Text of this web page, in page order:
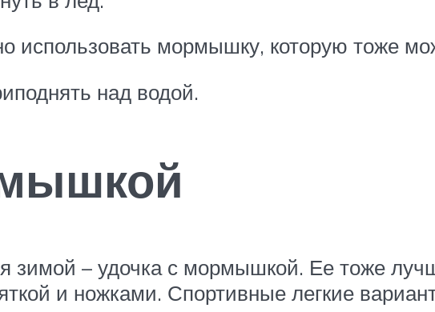
использовать мормышку, которую тоже
над водой.
зимой – удочка с мормышкой. Ее тоже
и ножками. Спортивные легкие